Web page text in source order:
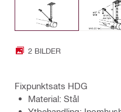
2 BILDER
Fixpunktsats HDG
Material: Stål